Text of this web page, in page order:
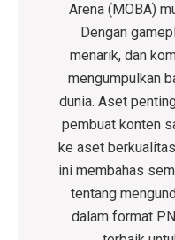
Arena (MOBA)
Dengan
menarik, dan
mengumpulkan
dunia. Aset
pembuat konten
ke aset
ini membahas
tentang
dalam format